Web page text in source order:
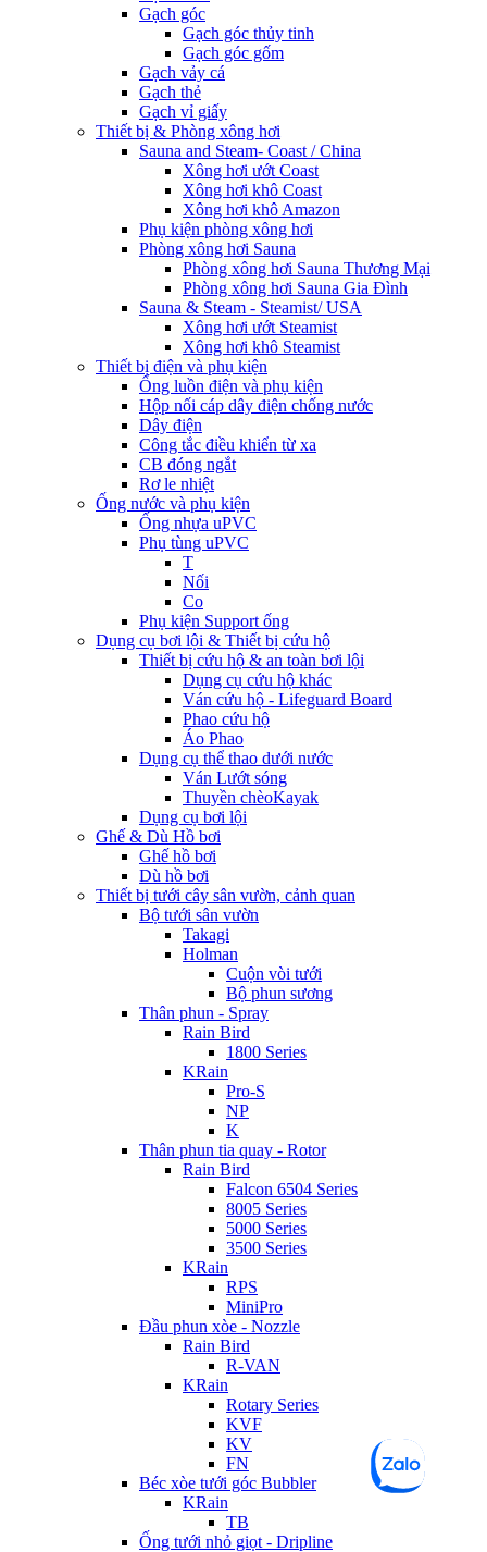
Gạch góc
Gạch góc thủy tinh
Gạch góc gốm
Gạch vảy cá
Gạch thẻ
Gạch vỉ giấy
Thiết bị & Phòng xông hơi
Sauna and Steam- Coast / China
Xông hơi ướt Coast
Xông hơi khô Coast
Xông hơi khô Amazon
Phụ kiện phòng xông hơi
Phòng xông hơi Sauna
Phòng xông hơi Sauna Thương Mại
Phòng xông hơi Sauna Gia Đình
Sauna & Steam - Steamist/ USA
Xông hơi ướt Steamist
Xông hơi khô Steamist
Thiết bị điện và phụ kiện
Ống luồn điện và phụ kiện
Hộp nối cáp dây điện chống nước
Dây điện
Công tắc điều khiển từ xa
CB đóng ngắt
Rơ le nhiệt
Ống nước và phụ kiện
Ống nhựa uPVC
Phụ tùng uPVC
T
Nối
Co
Phụ kiện Support ống
Dụng cụ bơi lội & Thiết bị cứu hộ
Thiết bị cứu hộ & an toàn bơi lội
Dụng cụ cứu hộ khác
Ván cứu hộ - Lifeguard Board
Phao cứu hộ
Áo Phao
Dụng cụ thể thao dưới nước
Ván Lướt sóng
Thuyền chèoKayak
Dụng cụ bơi lội
Ghế & Dù Hồ bơi
Ghế hồ bơi
Dù hồ bơi
Thiết bị tưới cây sân vườn, cảnh quan
Bộ tưới sân vườn
Takagi
Holman
Cuộn vòi tưới
Bộ phun sương
Thân phun - Spray
Rain Bird
1800 Series
KRain
Pro-S
NP
K
Thân phun tia quay - Rotor
Rain Bird
Falcon 6504 Series
8005 Series
5000 Series
3500 Series
KRain
RPS
MiniPro
Đầu phun xòe - Nozzle
Rain Bird
R-VAN
KRain
Rotary Series
KVF
KV
FN
Béc xòe tưới góc Bubbler
KRain
TB
Ống tưới nhỏ giọt - Dripline